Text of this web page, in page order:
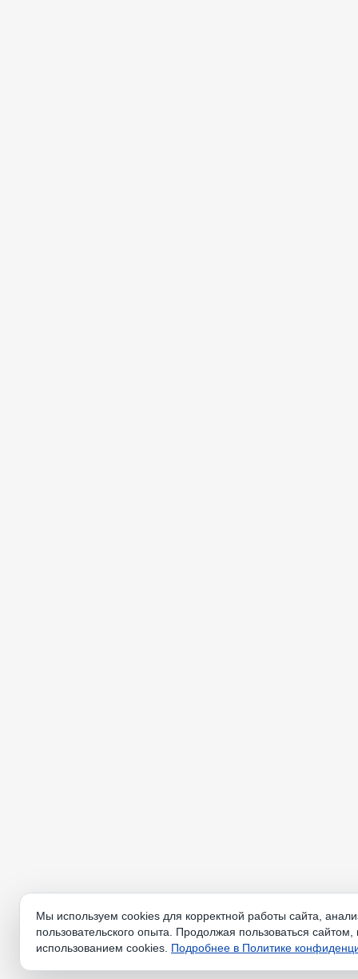
Мы используем cookies для корректной работы сайта,
пользовательского опыта. Продолжая пользоваться
использованием cookies. Подробнее в Политике